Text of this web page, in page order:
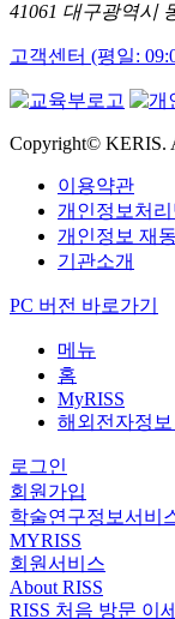
41061 대구광역시
고객센터 (평일:
Copyright© KERIS.
이용약관
개인정보처리
개인정보 재
기관소개
PC 버전 바로가기
메뉴
홈
MyRISS
해외전자정보
로그인
회원가입
학술연구정보서비
MYRISS
회원서비스
About RISS
RISS 처음 방문 이